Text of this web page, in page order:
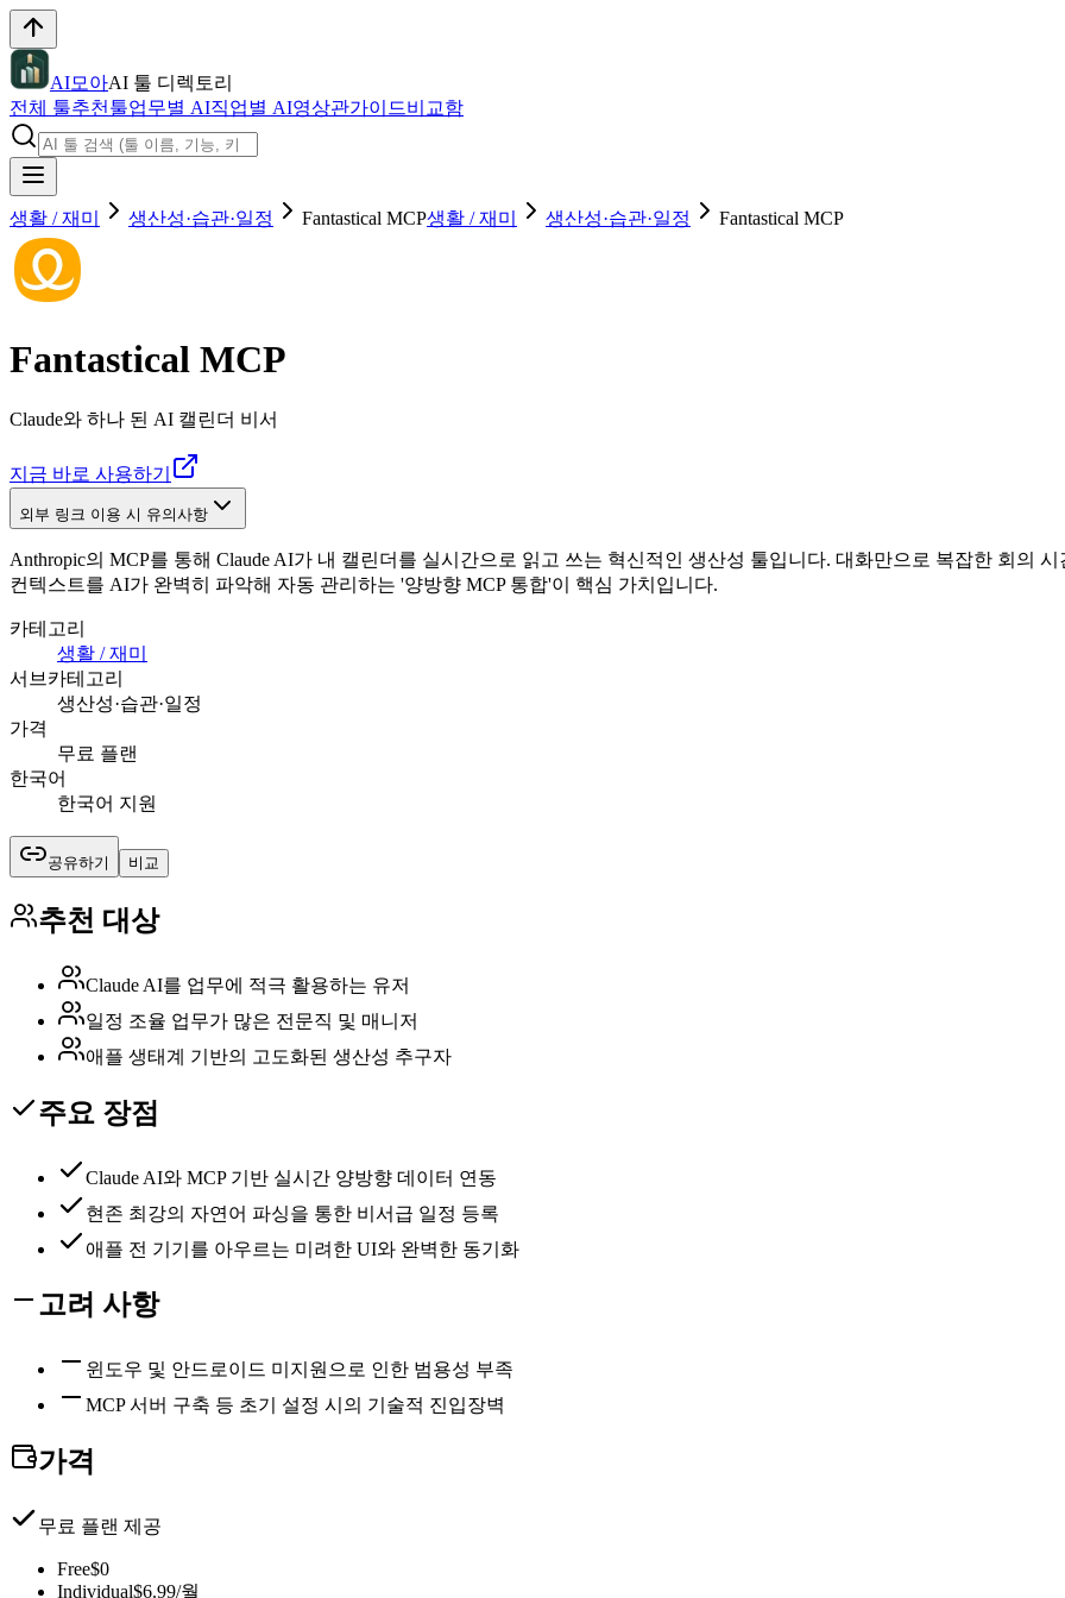
AI모아AI 툴 디렉토리
전체 툴추천툴업무별 AI직업별 AI영상관가이드비교함
생활 / 재미 생산성·습관·일정 Fantastical MCP생활 / 재미 생산성·습관·일정 Fantastical MCP
Fantastical MCP
Claude와 하나 된 AI 캘린더 비서
지금 바로 사용하기
외부 링크 이용 시 유의사항
Anthropic의 MCP를 통해 Claude AI가 내 캘린더를 실시간으로 읽고 쓰는 혁신적인 생산성 툴입니다. 대화만으로 복잡한 회의
컨텍스트를 AI가 완벽히 파악해 자동 관리하는 '양방향 MCP 통합'이 핵심 가치입니다.
카테고리
생활 / 재미
서브카테고리
생산성·습관·일정
가격
무료 플랜
한국어
한국어 지원
공유하기 비교
추천 대상
Claude AI를 업무에 적극 활용하는 유저
일정 조율 업무가 많은 전문직 및 매니저
애플 생태계 기반의 고도화된 생산성 추구자
주요 장점
Claude AI와 MCP 기반 실시간 양방향 데이터 연동
현존 최강의 자연어 파싱을 통한 비서급 일정 등록
애플 전 기기를 아우르는 미려한 UI와 완벽한 동기화
고려 사항
윈도우 및 안드로이드 미지원으로 인한 범용성 부족
MCP 서버 구축 등 초기 설정 시의 기술적 진입장벽
가격
무료 플랜 제공
Free$0
Individual$6.99/월